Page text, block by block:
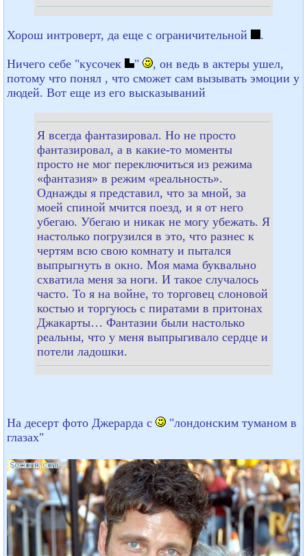
Хорош интроверт, да еще с ограничительной .
Ничего себе "кусочек "
, он ведь в актеры ушел,
потому что понял , что сможет сам вызывать эмоции у
людей. Вот еще из его высказываний
Я всегда фантазировал. Но не просто
фантазировал, а в какие-то моменты
просто не мог переключиться из режима
«фантазия» в режим «реальность».
Однажды я представил, что за мной, за
моей спиной мчится поезд, и я от него
убегаю. Убегаю и никак не могу убежать. Я
настолько погрузился в это, что разнес к
чертям всю свою комнату и пытался
выпрыгнуть в окно. Моя мама буквально
схватила меня за ноги. И такое случалось
часто. То я на войне, то торговец слоновой
костью и торгуюсь с пиратами в притонах
Джакарты… Фантазии были настолько
реальны, что у меня выпрыгивало сердце и
потели ладошки.
На десерт фото Джерарда с
"лондонским туманом в
глазах"